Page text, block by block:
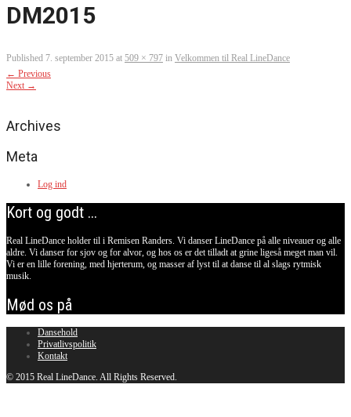
DM2015
Published 7. september 2015 at 509 × 797 in Velkommen til Real LineDance
← Previous
Next →
Archives
Meta
Log ind
Kort og godt ...
Real LineDance holder til i Remisen Randers. Vi danser LineDance på alle niveauer og alle
aldre. Vi danser for sjov og for alvor, og hos os er det tilladt at grine ligeså meget man vil.
Vi er en lille forening, med hjerterum, og masser af lyst til at danse til al slags rytmisk
musik.
Mød os på
Dansehold
Privatlivspolitik
Kontakt
© 2015 Real LineDance. All Rights Reserved.